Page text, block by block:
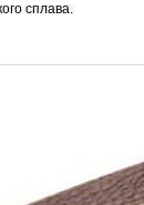
сплава.